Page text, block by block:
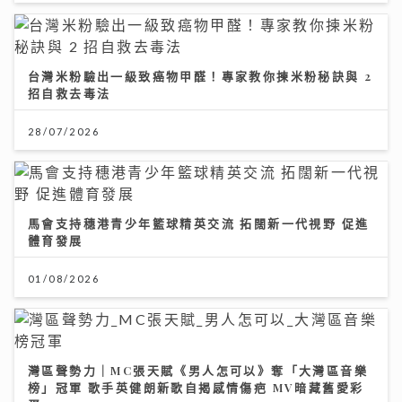
台灣米粉驗出一級致癌物甲醛！專家教你揀米粉秘訣與 2
招自救去毒法
28/07/2026
馬會支持穗港青少年籃球精英交流 拓闊新一代視野 促進
體育發展
01/08/2026
灣區聲勢力｜MC張天賦《男人怎可以》奪「大灣區音樂
榜」冠軍 歌手英健朗新歌自揭感情傷疤 MV暗藏舊愛彩